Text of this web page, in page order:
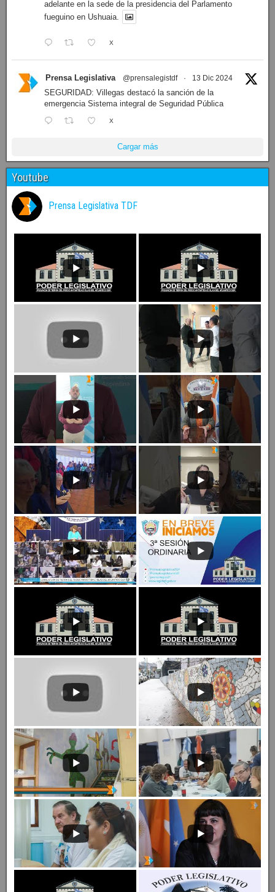
adelante en la sede de la presidencia del Parlamento
fueguino en Ushuaia.
X
Prensa Legislativa @prensalegistdf · 13 Dic 2024
SEGURIDAD: Villegas destacó la sanción de la
emergencia Sistema integral de Seguridad Pública
X
Cargar más
Youtube
Prensa Legislativa TDF